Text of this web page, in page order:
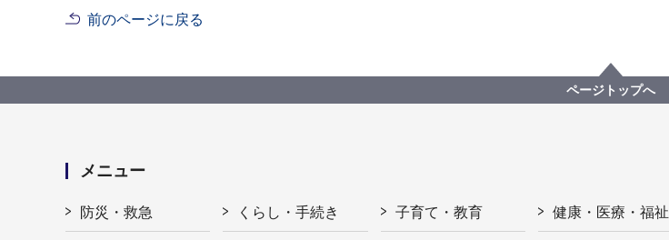
前のページに戻る
ページトップへ
メニュー
防災・救急 くらし・手続き 子育て・教育 健康・医療・福祉